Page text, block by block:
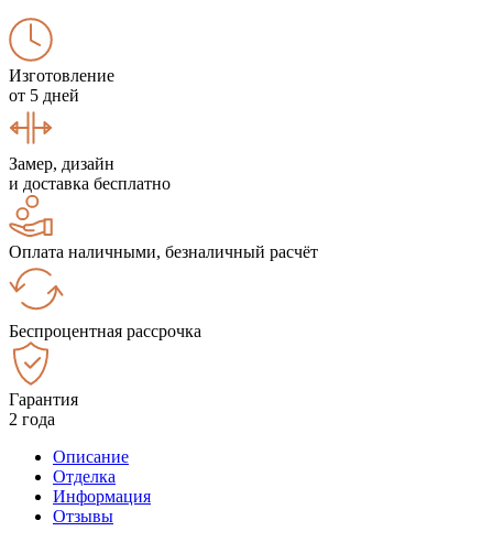
Изготовление
от 5 дней
Замер, дизайн
и доставка бесплатно
Оплата наличными, безналичный расчёт
Беспроцентная рассрочка
Гарантия
2 года
Описание
Отделка
Информация
Отзывы